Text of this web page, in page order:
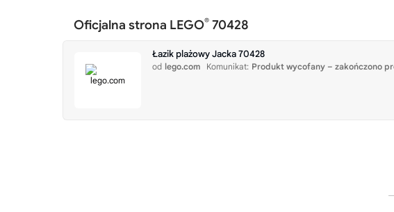
Oficjalna strona LEGO® 70428
Łazik plażowy Jacka 70428
od lego.com Komunikat: Produkt wycofany – zakończono